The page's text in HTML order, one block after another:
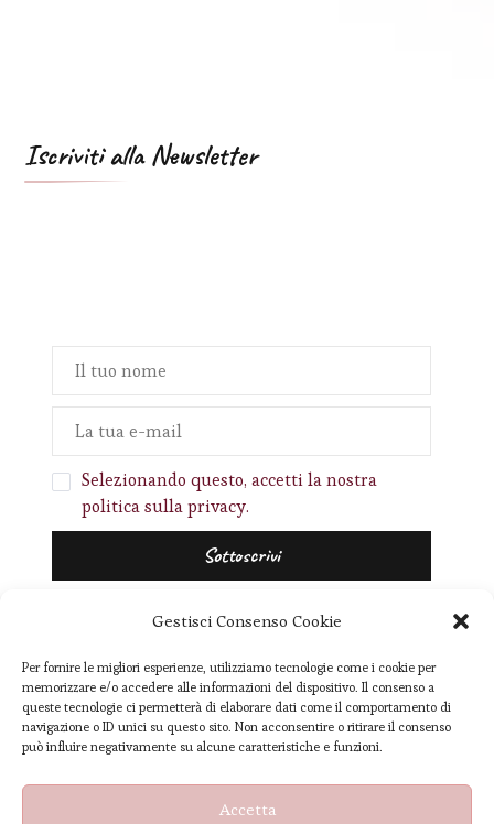
Gestisci Consenso Cookie
Per fornire le migliori esperienze, utilizziamo tecnologie come i cookie per
memorizzare e/o accedere alle informazioni del dispositivo. Il consenso a
queste tecnologie ci permetterà di elaborare dati come il comportamento di
navigazione o ID unici su questo sito. Non acconsentire o ritirare il consenso
può influire negativamente su alcune caratteristiche e funzioni.
Accetta
Iscriviti alla Newsletter
Selezionando questo, accetti la nostra
politica sulla privacy.